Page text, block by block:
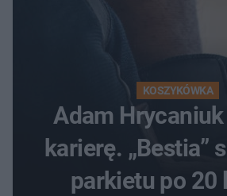
KOSZYKÓWKA
Adam
karierę. „Bestia”
parkietu po 20